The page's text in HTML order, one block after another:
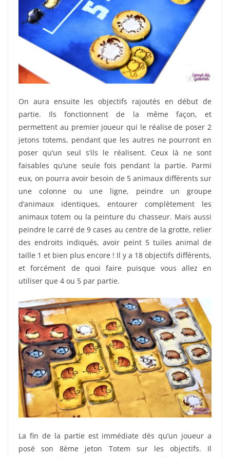
On aura ensuite les objectifs rajoutés en début de
partie. Ils fonctionnent de la même façon, et
permettent au premier joueur qui le réalise de poser 2
jetons totems, pendant que les autres ne pourront en
poser qu’un seul s’ils le réalisent. Ceux là ne sont
faisables qu’une seule fois pendant la partie. Parmi
eux, on pourra avoir besoin de 5 animaux différents sur
une colonne ou une ligne, peindre un groupe
d’animaux identiques, entourer complètement les
animaux totem ou la peinture du chasseur. Mais aussi
peindre le carré de 9 cases au centre de la grotte, relier
des endroits indiqués, avoir peint 5 tuiles animal de
taille 1 et bien plus encore ! Il y a 18 objectifs différents,
et forcément de quoi faire puisque vous allez en
utiliser que 4 ou 5 par partie.
La fin de la partie est immédiate dès qu’un joueur a
posé son 8ème jeton Totem sur les objectifs. Il